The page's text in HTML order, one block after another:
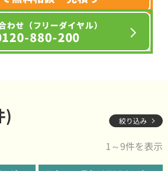
わせ（フリーダイヤル）
880-200
) 絞り込み
1～9件を表示